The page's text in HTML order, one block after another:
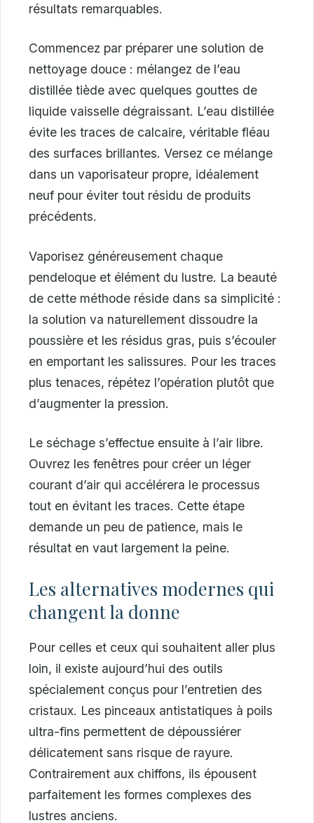
résultats remarquables.
Commencez par préparer une solution de
nettoyage douce : mélangez de l’eau
distillée tiède avec quelques gouttes de
liquide vaisselle dégraissant. L’eau distillée
évite les traces de calcaire, véritable fléau
des surfaces brillantes. Versez ce mélange
dans un vaporisateur propre, idéalement
neuf pour éviter tout résidu de produits
précédents.
Vaporisez généreusement chaque
pendeloque et élément du lustre. La beauté
de cette méthode réside dans sa simplicité :
la solution va naturellement dissoudre la
poussière et les résidus gras, puis s’écouler
en emportant les salissures. Pour les traces
plus tenaces, répétez l’opération plutôt que
d’augmenter la pression.
Le séchage s’effectue ensuite à l’air libre.
Ouvrez les fenêtres pour créer un léger
courant d’air qui accélérera le processus
tout en évitant les traces. Cette étape
demande un peu de patience, mais le
résultat en vaut largement la peine.
Les alternatives modernes qui
changent la donne
Pour celles et ceux qui souhaitent aller plus
loin, il existe aujourd’hui des outils
spécialement conçus pour l’entretien des
cristaux. Les pinceaux antistatiques à poils
ultra-fins permettent de dépoussiérer
délicatement sans risque de rayure.
Contrairement aux chiffons, ils épousent
parfaitement les formes complexes des
lustres anciens.